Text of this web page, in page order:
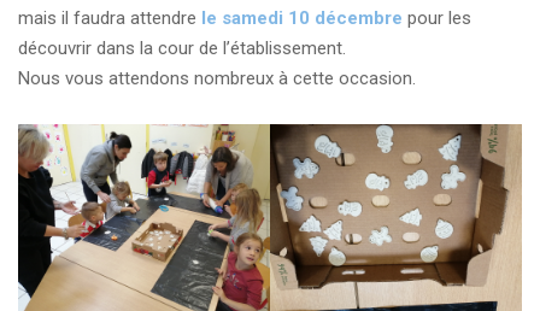
mais il faudra attendre le samedi 10 décembre pour les
découvrir dans la cour de l’établissement.
Nous vous attendons nombreux à cette occasion.